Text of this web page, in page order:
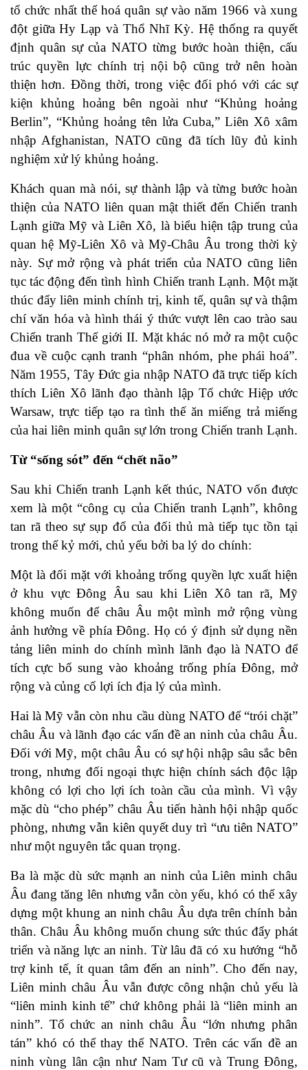
tổ chức nhất thể hoá quân sự vào năm 1966 và xung
đột giữa Hy Lạp và Thổ Nhĩ Kỳ. Hệ thống ra quyết
định quân sự của NATO từng bước hoàn thiện, cấu
trúc quyền lực chính trị nội bộ cũng trở nên hoàn
thiện hơn. Đồng thời, trong việc đối phó với các sự
kiện khủng hoảng bên ngoài như “Khủng hoảng
Berlin”, “Khủng hoảng tên lửa Cuba,” Liên Xô xâm
nhập Afghanistan, NATO cũng đã tích lũy đủ kinh
nghiệm xử lý khủng hoảng.
Khách quan mà nói, sự thành lập và từng bước hoàn
thiện của NATO liên quan mật thiết đến Chiến tranh
Lạnh giữa Mỹ và Liên Xô, là biểu hiện tập trung của
quan hệ Mỹ-Liên Xô và Mỹ-Châu Âu trong thời kỳ
này. Sự mở rộng và phát triển của NATO cũng liên
tục tác động đến tình hình Chiến tranh Lạnh. Một mặt
thúc đẩy liên minh chính trị, kinh tế, quân sự và thậm
chí văn hóa và hình thái ý thức vượt lên cao trào sau
Chiến tranh Thế giới II. Mặt khác nó mở ra một cuộc
đua về cuộc cạnh tranh “phân nhóm, phe phái hoá”.
Năm 1955, Tây Đức gia nhập NATO đã trực tiếp kích
thích Liên Xô lãnh đạo thành lập Tổ chức Hiệp ước
Warsaw, trực tiếp tạo ra tình thế ăn miếng trả miếng
của hai liên minh quân sự lớn trong Chiến tranh Lạnh.
Từ “sống sót” đến “chết não”
Sau khi Chiến tranh Lạnh kết thúc, NATO vốn được
xem là một “công cụ của Chiến tranh Lạnh”, không
tan rã theo sự sụp đổ của đối thủ mà tiếp tục tồn tại
trong thế kỷ mới, chủ yếu bởi ba lý do chính:
Một là đối mặt với khoảng trống quyền lực xuất hiện
ở khu vực Đông Âu sau khi Liên Xô tan rã, Mỹ
không muốn để châu Âu một mình mở rộng vùng
ảnh hưởng về phía Đông. Họ có ý định sử dụng nền
tảng liên minh do chính mình lãnh đạo là NATO để
tích cực bổ sung vào khoảng trống phía Đông, mở
rộng và củng cố lợi ích địa lý của mình.
Hai là Mỹ vẫn còn nhu cầu dùng NATO để “trói chặt”
châu Âu và lãnh đạo các vấn đề an ninh của châu Âu.
Đối với Mỹ, một châu Âu có sự hội nhập sâu sắc bên
trong, nhưng đối ngoại thực hiện chính sách độc lập
không có lợi cho lợi ích toàn cầu của mình. Vì vậy
mặc dù “cho phép” châu Âu tiến hành hội nhập quốc
phòng, nhưng vẫn kiên quyết duy trì “ưu tiên NATO”
như một nguyên tắc quan trọng.
Ba là mặc dù sức mạnh an ninh của Liên minh châu
Âu đang tăng lên nhưng vẫn còn yếu, khó có thể xây
dựng một khung an ninh châu Âu dựa trên chính bản
thân. Châu Âu không muốn chung sức thúc đẩy phát
triển và năng lực an ninh. Từ lâu đã có xu hướng “hỗ
trợ kinh tế, ít quan tâm đến an ninh”. Cho đến nay,
Liên minh châu Âu vẫn được công nhận chủ yếu là
“liên minh kinh tế” chứ không phải là “liên minh an
ninh”. Tổ chức an ninh châu Âu “lớn nhưng phân
tán” khó có thể thay thế NATO. Trên các vấn đề an
ninh vùng lân cận như Nam Tư cũ và Trung Đông,